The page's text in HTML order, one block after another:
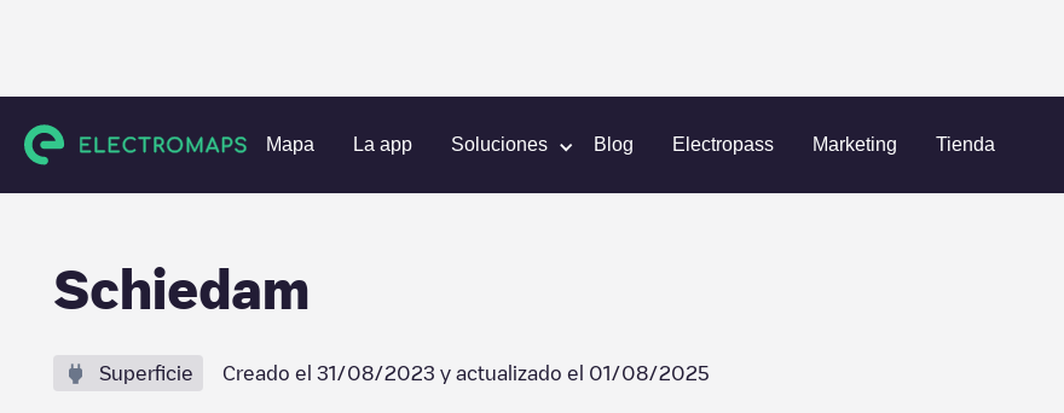
Mapa La app Soluciones Blog Electropass Marketing Tienda
Estaciones de carga Países Bajos Schiedam Schiedam Schiedam
Schiedam
Superficie Creado el 31/08/2023 y actualizado el 01/08/2025